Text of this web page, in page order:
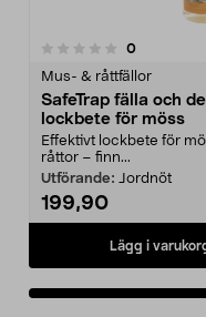
0recensioner
Mus- & råttfällor
SafeTrap fälla och
lockbete för möss
Effektivt lockbete för
råttor – finn...
Utförande: Jordnöt
199,90
Lägg i
0.0 av 5 stjärnor